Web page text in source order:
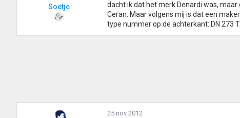
Soetje
dacht ik dat het merk Denardi was,
Ceran. Maar volgens mij is dat een
type nummer op de achterkant: DN 273
25 nov 2012